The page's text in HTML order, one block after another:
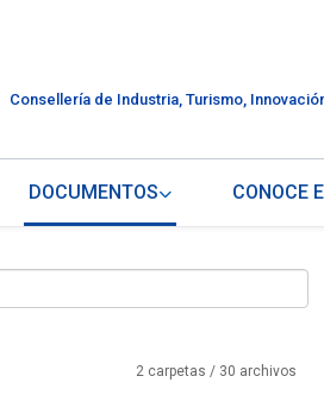
Consellería de Industria, Turismo,
DOCUMENTOS CONOCE
2 carpetas / 30 archivos